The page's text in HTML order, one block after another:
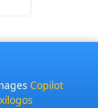
Copilot